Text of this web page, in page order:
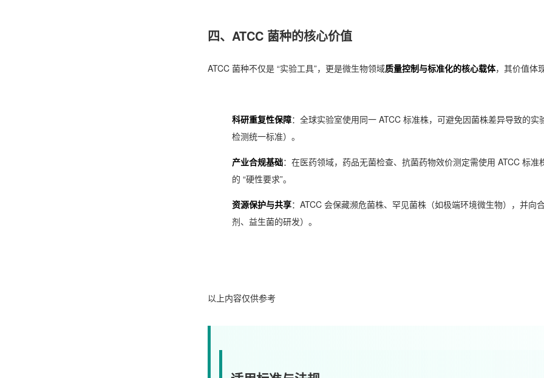
四、ATCC 菌种的核心价值
ATCC 菌种不仅是 “实验工具”，更是微生物领域质量控制与标准化的核心载体，其价值体
科研重复性保障：全球实验室使用同一 ATCC 标准株，可避免因菌株差异导致的
检测统一标准）。
产业合规基础：在医药领域，药品无菌检查、抗菌药物效价测定需使用 ATCC 标
的 “硬性要求”。
资源保护与共享：ATCC 会保藏濒危菌株、罕见菌株（如极端环境微生物），并
剂、益生菌的研发）。
以上内容仅供参考